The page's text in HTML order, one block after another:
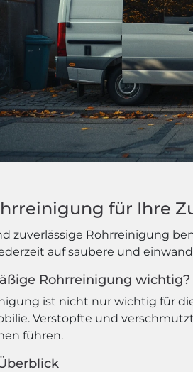
für Ihre
zuverlässige Rohrreinigung
auf saubere und
Rohrreinigung wichtig?
ist nicht nur wichtig für
Verstopfte und
führen.